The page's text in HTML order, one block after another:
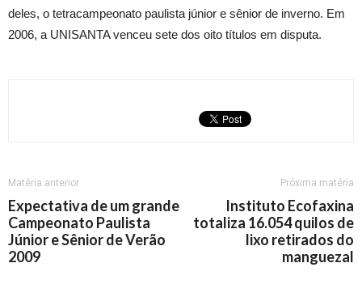
deles, o tetracampeonato paulista júnior e sênior de inverno. Em
2006, a UNISANTA venceu sete dos oito títulos em disputa.
Matéria anterior
Expectativa de um grande
Campeonato Paulista
Júnior e Sênior de Verão
2009
Próxima matéria
Instituto Ecofaxina
totaliza 16.054 quilos de
lixo retirados do
manguezal